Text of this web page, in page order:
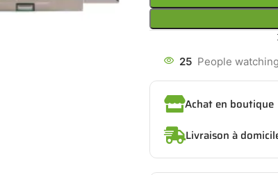
25 People
Achat en boutique
Livraison à